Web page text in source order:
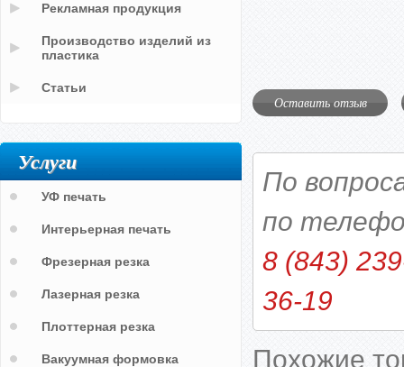
Оставить отзыв
По
по
8 (843)
36-19
Похожие
Рекламная продукция
Производство изделий из
пластика
Статьи
Услуги
УФ печать
Интерьерная печать
Фрезерная резка
Лазерная резка
Плоттерная резка
Вакуумная формовка